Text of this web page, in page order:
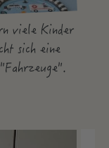
viele Kinder
sich eine